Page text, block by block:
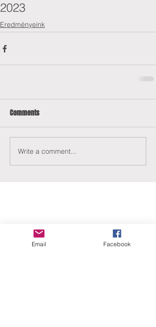
2023
Eredményeink
Comments
Write a comment...
ERANUS Alapítvány
Email Facebook